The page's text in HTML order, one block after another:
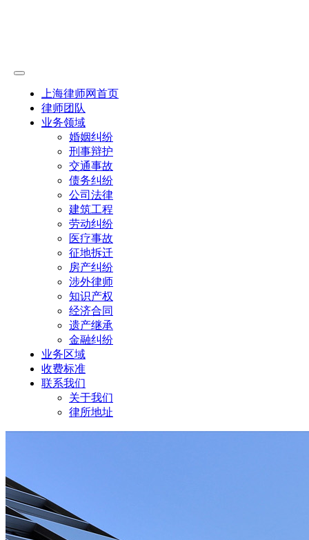
上海律师网首页
律师团队
业务领域
婚姻纠纷
刑事辩护
交通事故
债务纠纷
公司法律
建筑工程
劳动纠纷
医疗事故
征地拆迁
房产纠纷
涉外律师
知识产权
经济合同
遗产继承
金融纠纷
业务区域
收费标准
联系我们
关于我们
律所地址